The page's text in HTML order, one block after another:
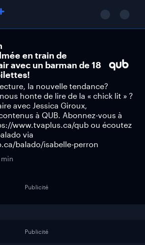
en train de
avec un barman de 18
la nouvelle tendance?
honte de lire de la « chick lit » ?
avec Jessica Giroux,
à QUB. Abonnez-vous à
www.tvaplus.ca/qub ou écoutez
via
balado/isabelle-perron
Publicité
Publicité